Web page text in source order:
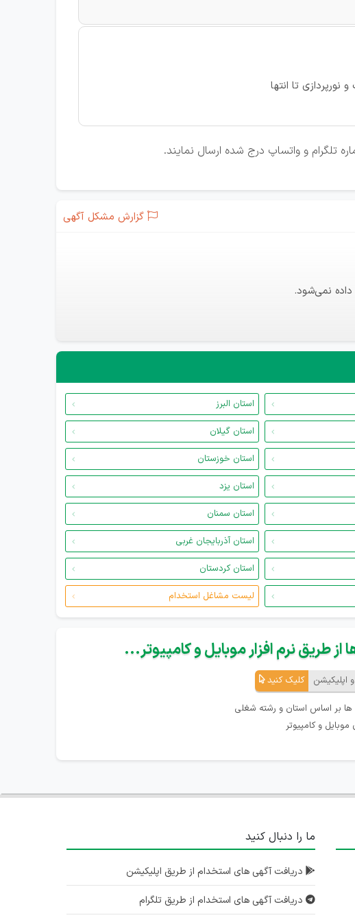
گزارش مشکل آگهی
نمی‌شود.
استان البرز
استان گیلان
استان خوزستان
استان یزد
استان سمنان
استان آذربایجان غربی
استان کردستان
لیست مشاغل استخدام
از طریق نرم افزار موبایل و کامپیوتر...
اپلیکیشن کلیک کنید
ها بر اساس استان و رشته شغلی
و کامپیوتر
ما را دنبال کنید
دریافت آگهی های استخدام از طریق اپلیکیشن
دریافت آگهی های استخدام از طریق تلگرام